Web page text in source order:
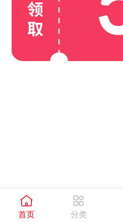

首页

分类